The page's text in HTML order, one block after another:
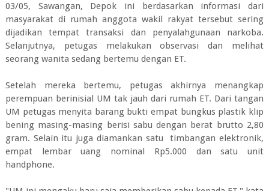
03/05, Sawangan, Depok ini berdasarkan informasi dari
masyarakat di rumah anggota wakil rakyat tersebut sering
dijadikan tempat transaksi dan penyalahgunaan narkoba.
Selanjutnya, petugas melakukan observasi dan melihat
seorang wanita sedang bertemu dengan ET.
Setelah mereka bertemu, petugas akhirnya menangkap
perempuan berinisial UM tak jauh dari rumah ET. Dari tangan
UM petugas menyita barang bukti empat bungkus plastik klip
bening masing-masing berisi sabu dengan berat brutto 2,80
gram. Selain itu juga diamankan satu timbangan elektronik,
empat lembar uang nominal Rp5.000 dan satu unit
handphone.